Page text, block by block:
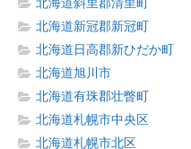
北海道斜里郡清里町
北海道新冠郡新冠町
北海道日高郡新ひだか町
北海道旭川市
北海道有珠郡壮瞥町
北海道札幌市中央区
北海道札幌市北区